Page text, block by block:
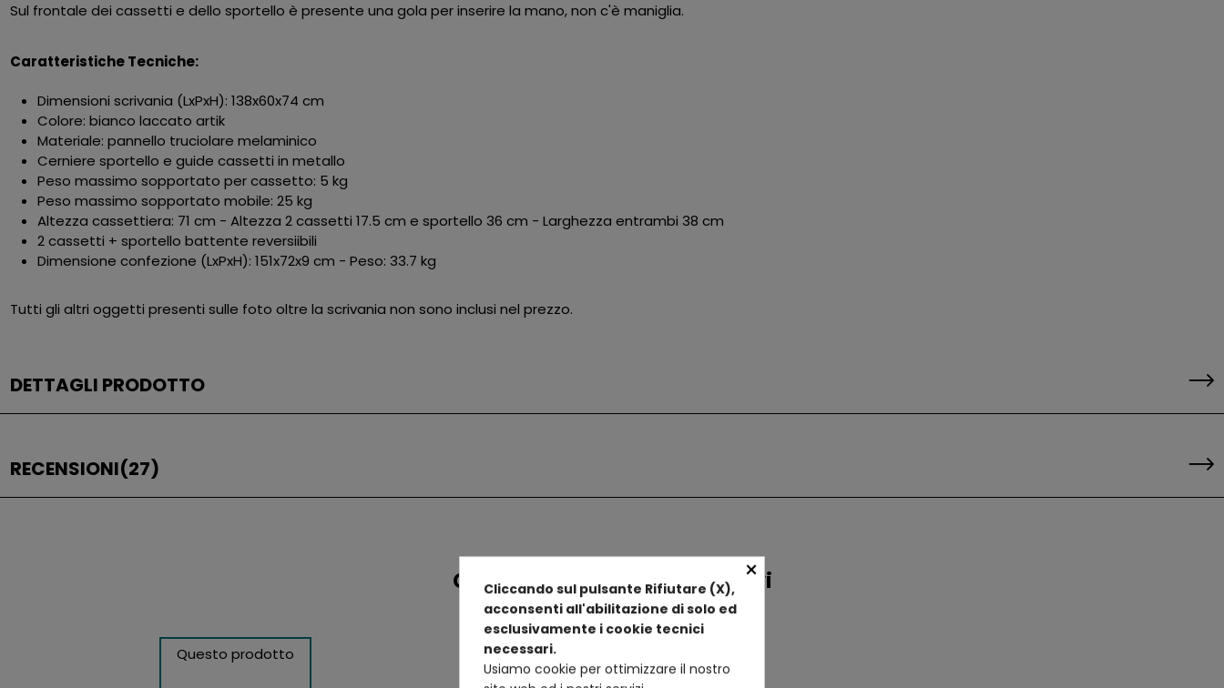
Sul frontale dei cassetti e dello sportello è presente una gola per inserire la mano, non c'è maniglia.
Caratteristiche Tecniche:
Dimensioni scrivania (LxPxH): 138x60x74 cm
Colore: bianco laccato artik
Materiale: pannello truciolare melaminico
Cerniere sportello e guide cassetti in metallo
Peso massimo sopportato per cassetto: 5 kg
Peso massimo sopportato mobile: 25 kg
Altezza cassettiera: 71 cm - Altezza 2 cassetti 17.5 cm e sportello 36 cm - Larghezza entrambi 38 cm
2 cassetti + sportello battente reversiibili
Dimensione confezione (LxPxH): 151x72x9 cm - Peso: 33.7 kg
Tutti gli altri oggetti presenti sulle foto oltre la scrivania non sono inclusi nel prezzo.
DETTAGLI PRODOTTO
RECENSIONI(27)
Confronta prodotti alternativi
Questo prodotto
×
Cliccando sul pulsante Rifiutare (X),
acconsenti all'abilitazione di solo ed
esclusivamente i cookie tecnici
necessari.
Usiamo cookie per ottimizzare il nostro